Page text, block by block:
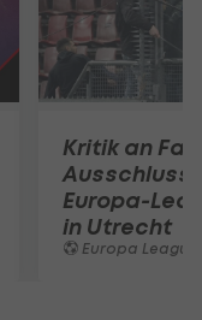
Kritik an
Ausschluss
Europa-
in Utrecht
Europa League